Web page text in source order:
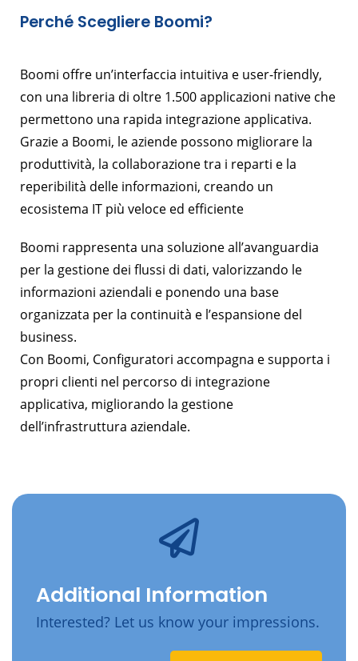
Perché Scegliere Boomi?
Boomi offre un’interfaccia intuitiva e user-friendly,
con una libreria di oltre 1.500 applicazioni native che
permettono una rapida integrazione applicativa.
Grazie a Boomi, le aziende possono migliorare la
produttività, la collaborazione tra i reparti e la
reperibilità delle informazioni, creando un
ecosistema IT più veloce ed efficiente
Boomi rappresenta una soluzione all’avanguardia
per la gestione dei flussi di dati, valorizzando le
informazioni aziendali e ponendo una base
organizzata per la continuità e l’espansione del
business.
Con Boomi, Configuratori accompagna e supporta i
propri clienti nel percorso di integrazione
applicativa, migliorando la gestione
dell’infrastruttura aziendale.
Additional Information
Interested? Let us know your impressions.